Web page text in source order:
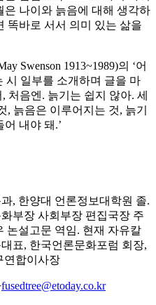
은 나이와 늙음에 대해 생각하
똑바로 서서 의미 있는 삶을
Swenson 1913~1989)의 ‘어
시 일부를 소개하며 글을 마
처음엔. 늙기는 쉽지 않아. 세
, 늙음은 이루어지는 것, 늙기
내야 돼.’
, 한양대 언론정보대학원 졸.
부장 사회부장 편집국장 주
논설고문 역임. 현재 자유칼
표, 한국언론문화포럼 회장,
연합이사장
fusedtree@etoday.co.kr